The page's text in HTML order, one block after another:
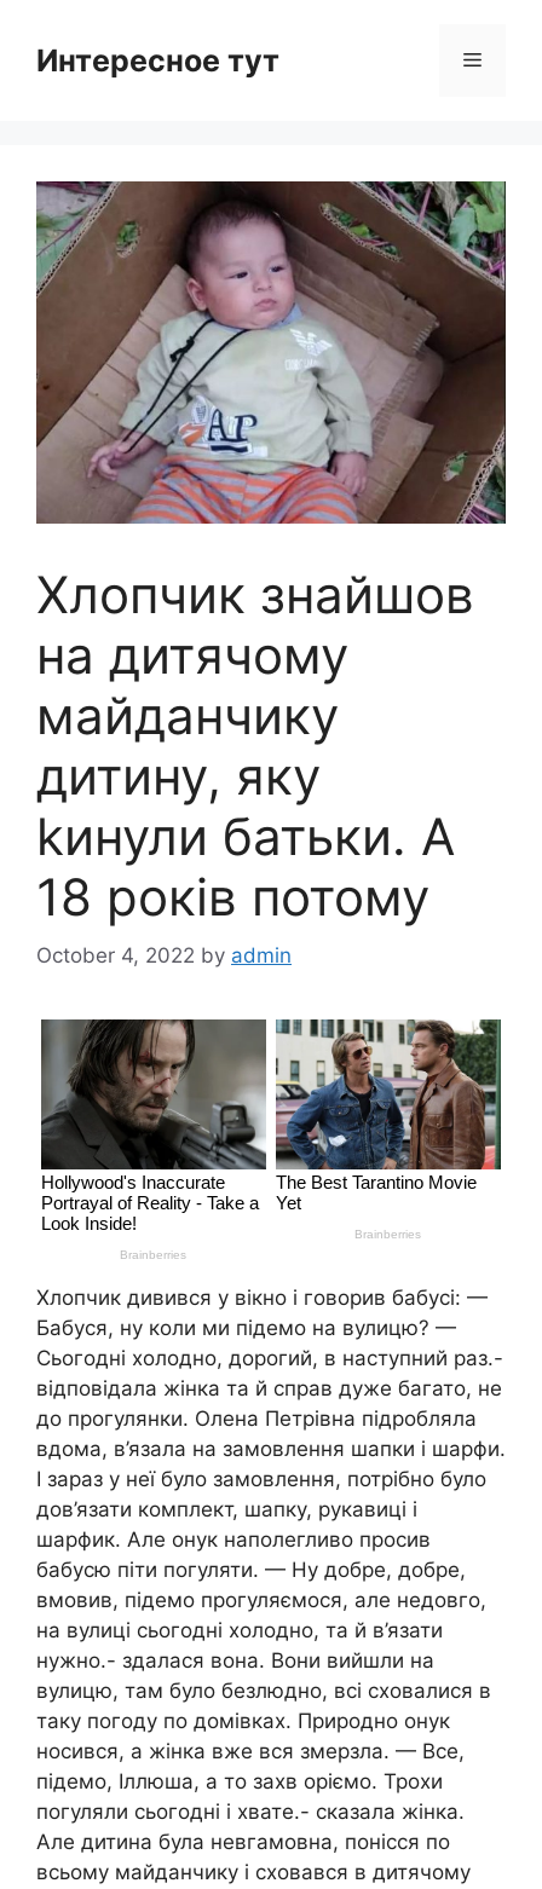
contentИнтересное тут Menu
Хлопчик знайшов
на дитячому
майданчику
дитину, яку
kинули батьки. А
18 років потому
October 4, 2022 by admin
Хлопчик дивився у вікно і говорив бабусі: —
Бабуся, ну коли ми підемо на вулицю? —
Сьогодні холодно, дорогий, в наступний раз.-
відповідала жінка та й справ дуже багато, не
до прогулянки. Олена Петрівна підробляла
вдома, в’язала на замовлення шапки і шарфи.
І зараз у неї було замовлення, потрібно було
дов’язати комплект, шапку, рукавиці і
шарфик. Але онук наполегливо просив
бабусю піти погуляти. — Ну добре, добре,
вмовив, підемо прогуляємося, але недовго,
на вулиці сьогодні холодно, та й в’язати
нужно.- здалася вона. Вони вийшли на
вулицю, там було безлюдно, всі сховалися в
таку погоду по домівках. Природно онук
носився, а жінка вже вся змерзла. — Все,
підемо, Іллюша, а то захв оріємо. Трохи
погуляли сьогодні і хвате.- сказала жінка.
Але дитина була невгамовна, понісся по
всьому майданчику і сховався в дитячому